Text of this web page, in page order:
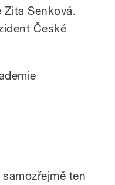
Senková.
České
ten